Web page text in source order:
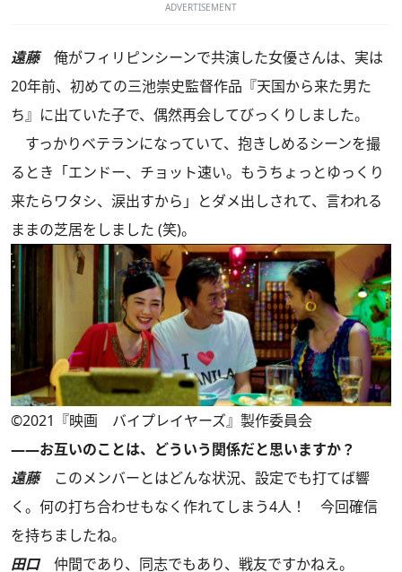
ADVERTISEMENT
遠藤俺がフィリピンシーンで共演した女優さんは、実は
20年前、初めての三池崇史監督作品『天国から来た男た
ち』に出ていた子で、偶然再会してびっくりしました。
すっかりベテランになっていて、抱きしめるシーンを撮
るとき「エンドー、チョット速い。もうちょっとゆっくり
来たらワタシ、涙出すから」とダメ出しされて、言われる
ままの芝居をしました (笑)。
©2021『映画 バイプレイヤーズ』製作委員会
――お互いのことは、どういう関係だと思いますか？
遠藤このメンバーとはどんな状況、設定でも打てば響
く。何の打ち合わせもなく作れてしまう4人！ 今回確信
を持ちましたね。
田口仲間であり、同志でもあり、戦友ですかねえ。